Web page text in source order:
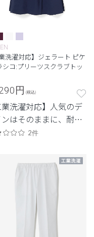
業洗濯対応】ジェラート ピケ
シコ:プリーツスクラブトッ
円 (税込)
業洗濯対応】人気のデ
はそのままに、耐久
ね備えたモデル
2件